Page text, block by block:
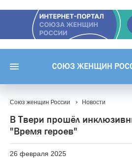
СОЮЗ ЖЕНЩИН
Союз женщин России Новости
В Твери прошёл
"Время героев"
26 февраля 2025